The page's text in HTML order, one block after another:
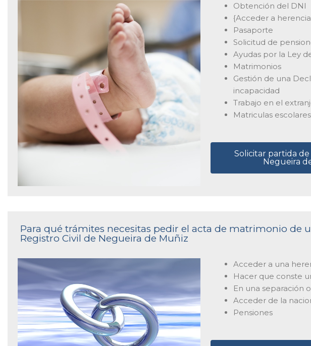
Obtención del DNI
{Acceder a
Pasaporte
Solicitud de
Ayudas por la Ley
Matrimonios
Gestión de una
incapacidad
Trabajo en el
Matriculas escolares
Solicitar partida
Negueira
Para qué trámites necesitas pedir el acta de matrimonio de
Registro Civil de Negueira de Muñiz
Acceder a una
Hacer que conste
En una separación
Acceder de la
Pensiones